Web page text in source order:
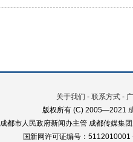
关于我们 - 联系方式 -
版权所有 (C) 2005—2021
成都市人民政府新闻办主管 成都传媒集
国新网许可证编号：